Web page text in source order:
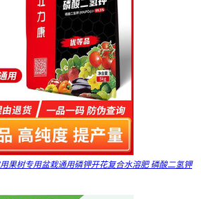
果树专用盆栽通用磷钾开花复合水溶肥 磷酸二氢钾